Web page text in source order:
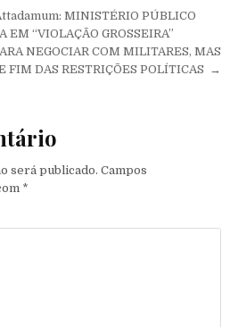
MINISTÉRIO PÚBLICO
EM “VIOLAÇÃO GROSSEIRA”
NEGOCIAR COM MILITARES, MAS
FIM DAS RESTRIÇÕES POLÍTICAS →
será publicado. Campos
*